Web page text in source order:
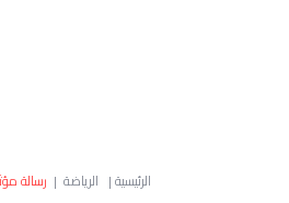
الرئيسية| الرياضة | رسالة